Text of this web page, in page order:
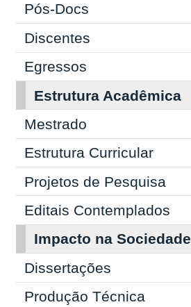
Pós-Docs
Discentes
Egressos
Estrutura Acadêmica
Mestrado
Estrutura Curricular
Projetos de Pesquisa
Editais Contemplados
Impacto na Sociedade
Dissertações
Produção Técnica